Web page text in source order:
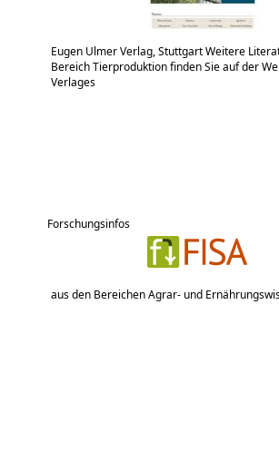
Eugen Ulmer Verlag, Stuttgart Weitere
Bereich Tierproduktion finden Sie auf der
Verlages
Forschungsinfos
aus den Bereichen Agrar- und